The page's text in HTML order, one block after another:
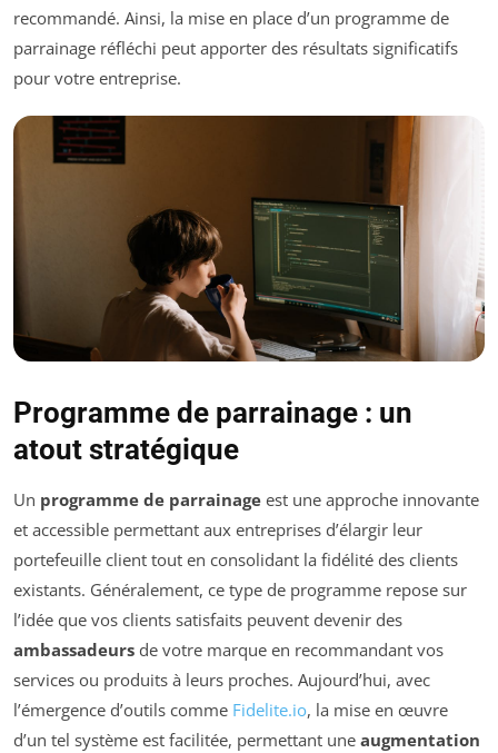
recommandé. Ainsi, la mise en place d’un programme de
parrainage réfléchi peut apporter des résultats significatifs
pour votre entreprise.
Programme de parrainage : un
atout stratégique
Un programme de parrainage est une approche innovante
et accessible permettant aux entreprises d’élargir leur
portefeuille client tout en consolidant la fidélité des clients
existants. Généralement, ce type de programme repose sur
l’idée que vos clients satisfaits peuvent devenir des
ambassadeurs de votre marque en recommandant vos
services ou produits à leurs proches. Aujourd’hui, avec
l’émergence d’outils comme Fidelite.io, la mise en œuvre
d’un tel système est facilitée, permettant une augmentation